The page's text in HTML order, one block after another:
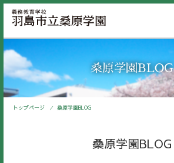
桑原学園BLOG
トップページ 桑原学園BLOG
桑原学園BLOG